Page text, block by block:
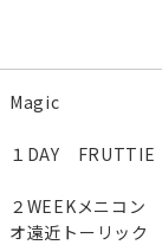
Magic
１DAY FRUTTIE
２WEEKメニコン
オ遠近トーリック